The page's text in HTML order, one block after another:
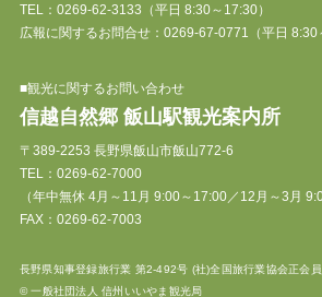
TEL： 0269-62-3133 （平日 8:30～17:30）
広報に関するお問合せ：0269-67-0771（平日 8:30
■観光に関するお問い合わせ
信越自然郷 飯山駅観光案内所
〒389-2253 長野県飯山市飯山772-6
TEL： 0269-62-7000
（年中無休 4月～11月 9:00～17:00／12月～3月
FAX：0269-62-7003
長野県知事登録旅行業 第2-492号 (社)全国旅行業協会正会員
© 一般社団法人 信州いいやま観光局